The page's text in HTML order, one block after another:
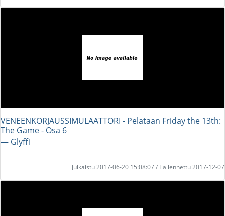
VENEENKORJAUSSIMULAATTORI - Pelataan Friday the 13th:
The Game - Osa 6
― Glyffi
Julkaistu 2017-06-20 15:08:07 / Tallennettu 2017-12-07